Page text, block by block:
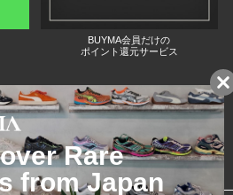
BUYMA会員だけの
ポイント還元サービス
ページトップへ